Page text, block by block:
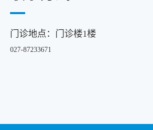
门诊地点：门诊楼1楼
027-87233671